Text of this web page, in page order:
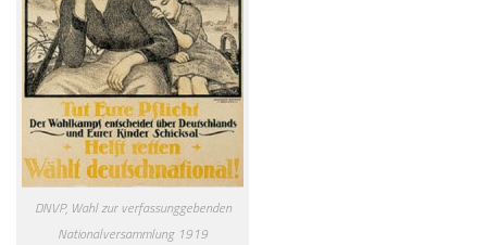
DNVP, Wahl zur verfassunggebenden
Nationalversammlung 1919